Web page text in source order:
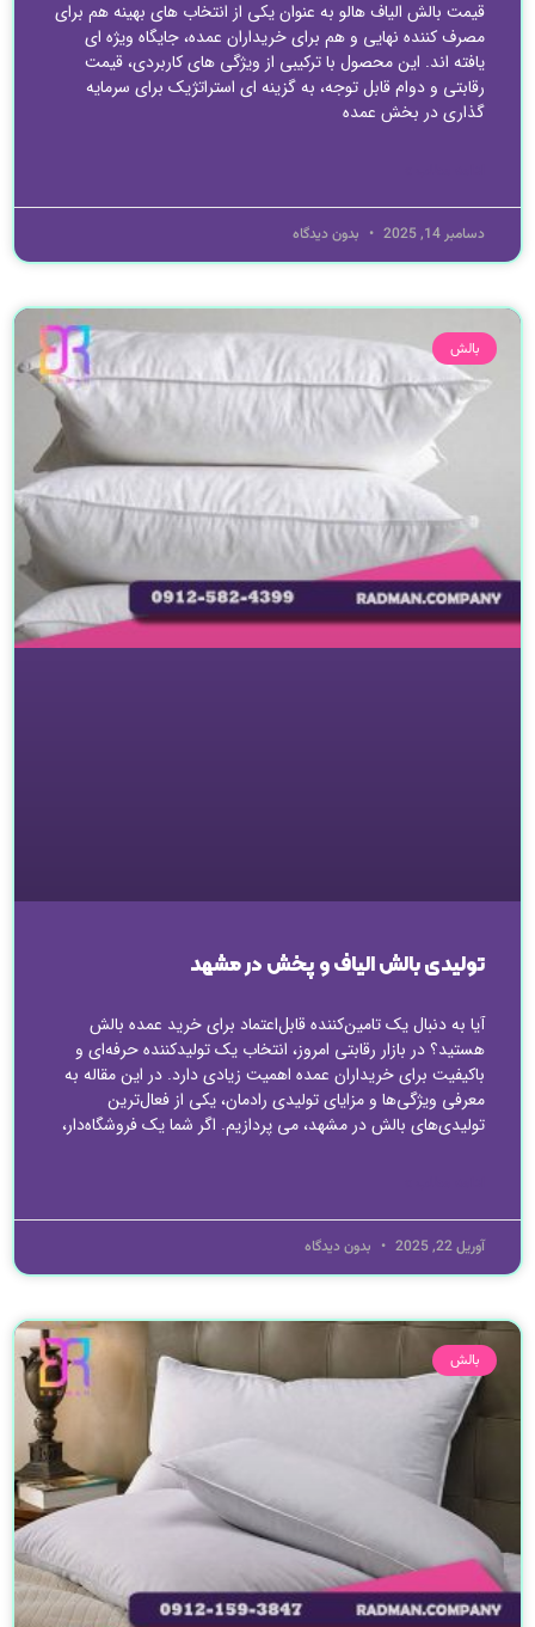
قیمت بالش الیاف هالو به عنوان یکی از انتخاب های بهینه هم برای
مصرف کننده نهایی و هم برای خریداران عمده، جایگاه ویژه ای
یافته اند. این محصول با ترکیبی از ویژگی های کاربردی، قیمت
رقابتی و دوام قابل توجه، به گزینه ای استراتژیک برای سرمایه
گذاری در بخش عمده
دسامبر 14, 2025 بدون دیدگاه
بالش
تولیدی بالش الیاف و پخش در مشهد
آیا به دنبال یک تامین‌کننده قابل‌اعتماد برای خرید عمده بالش
هستید؟ در بازار رقابتی امروز، انتخاب یک تولیدکننده حرفه‌ای و
باکیفیت برای خریداران عمده اهمیت زیادی دارد. در این مقاله به
معرفی ویژگی‌ها و مزایای تولیدی رادمان، یکی از فعال‌ترین
تولیدی‌های بالش در مشهد، می پردازیم. اگر شما یک فروشگاه‌دار،
آوریل 22, 2025 بدون دیدگاه
بالش